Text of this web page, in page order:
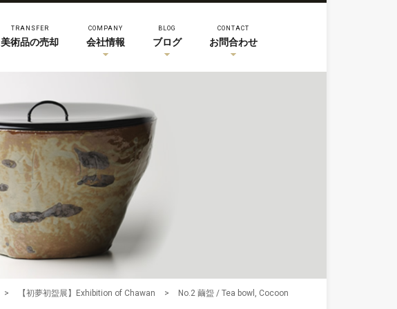
TRANSFER
美術品の売却
COMPANY
会社情報
BLOG
ブログ
CONTACT
お問合わせ
> 【初夢初盌展】Exhibition of Chawan > No.2 繭盌 / Tea bowl, Cocoon